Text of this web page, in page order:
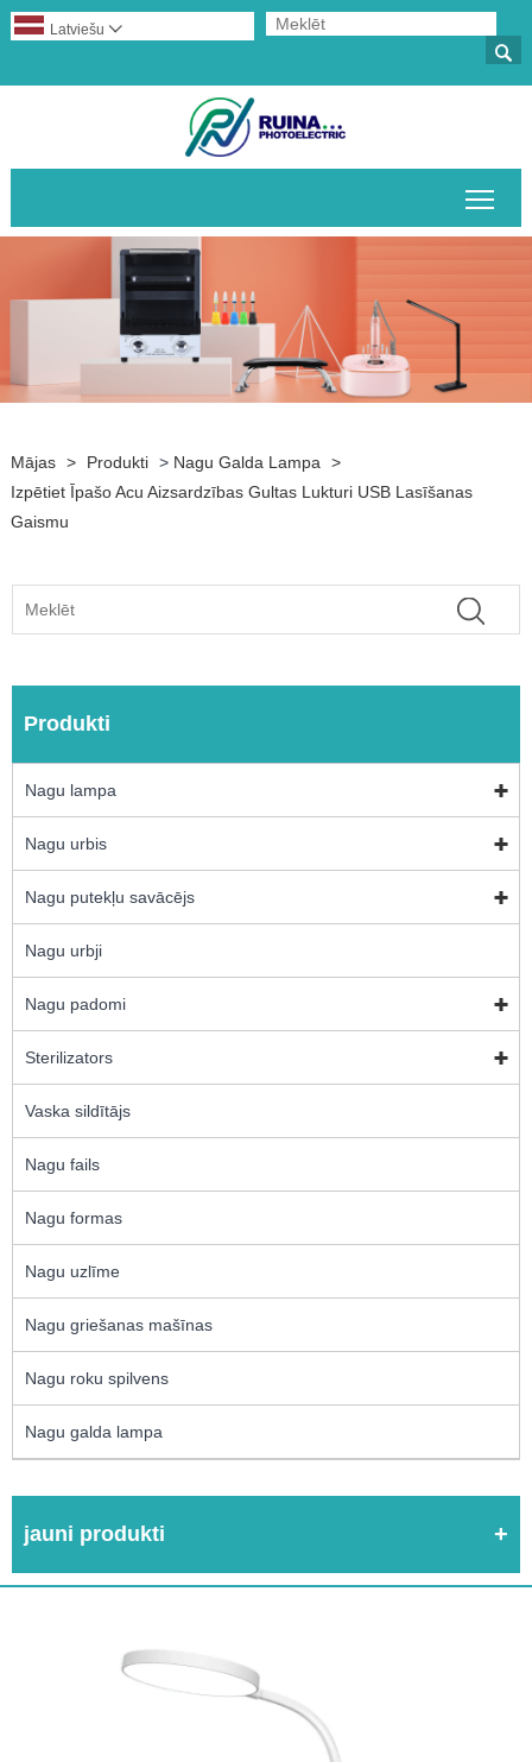

Latviešu 
Mājas > Produkti > Nagu Galda Lampa
>
Izpētiet Īpašo Acu Aizsardzības Gultas Lukturi USB Lasīšanas
Gaismu
Produkti
Nagu lampa
Nagu urbis
Nagu putekļu savācējs
Nagu urbji
Nagu padomi
Sterilizators
Vaska sildītājs
Nagu fails
Nagu formas
Nagu uzlīme
Nagu griešanas mašīnas
Nagu roku spilvens
Nagu galda lampa
jauni produkti